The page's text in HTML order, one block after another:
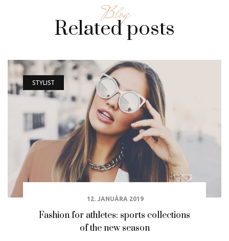
Blog
Related posts
STYLIST
12. JANUÁRA 2019
Fashion for athletes: sports collections
of the new season